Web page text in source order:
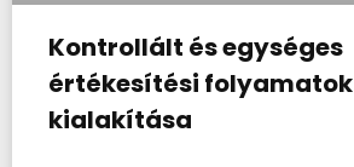
Kontrollált és egységes
értékesítési folyamatok
kialakítása